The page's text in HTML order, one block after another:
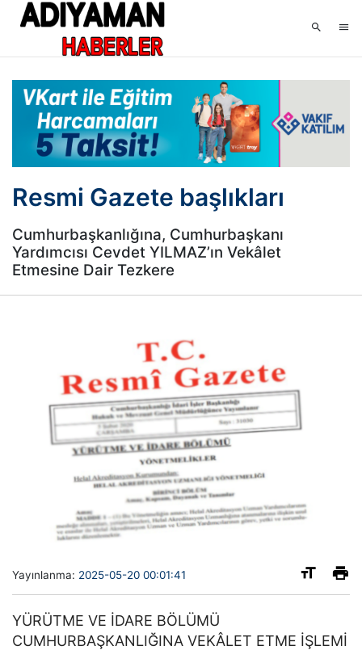
Resmi Gazete başlıkları
Cumhurbaşkanlığına, Cumhurbaşkanı
Yardımcısı Cevdet YILMAZ’ın Vekâlet
Etmesine Dair Tezkere
Yayınlanma: 2025-05-20 00:01:41
YÜRÜTME VE İDARE BÖLÜMÜ
CUMHURBAŞKANLIĞINA VEKÂLET ETME İŞLEMİ